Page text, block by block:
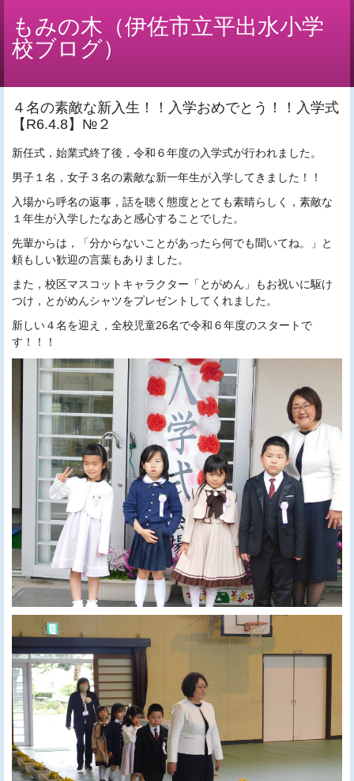
もみの木（伊佐市立平出水小学
校ブログ）
４名の素敵な新入生！！入学おめでとう！！入学式
【R6.4.8】№２
新任式，始業式終了後，令和６年度の入学式が行われました。
男子１名，女子３名の素敵な新一年生が入学してきました！！
入場から呼名の返事，話を聴く態度ととても素晴らしく，素敵な
１年生が入学したなあと感心することでした。
先輩からは，「分からないことがあったら何でも聞いてね。」と
頼もしい歓迎の言葉もありました。
また，校区マスコットキャラクター「とがめん」もお祝いに駆け
つけ，とがめんシャツをプレゼントしてくれました。
新しい４名を迎え，全校児童26名で令和６年度のスタートで
す！！！